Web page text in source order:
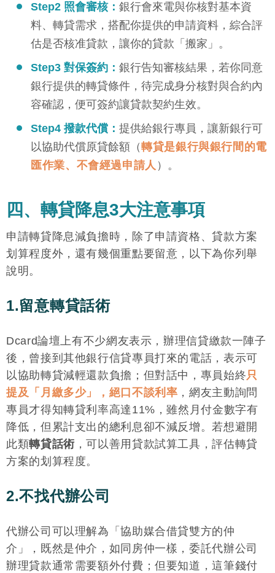
Step2 照會審核： 銀行會來電與你核對基本資
料、轉貸需求，搭配你提供的申請資料，綜合評
估是否核准貸款，讓你的貸款「搬家」。
Step3 對保簽約： 銀行告知審核結果，若你同意
銀行提供的轉貸條件，待完成身分核對與合約內
容確認，便可簽約讓貸款契約生效。
Step4 撥款代償： 提供給銀行專員，讓新銀行可
以協助代償原貸餘額（轉貸是銀行與銀行間的電
匯作業、不會經過申請人 ）。
四、轉貸降息3大注意事項
申請轉貸降息減負擔時，除了申請資格、貸款方案
划算程度外，還有幾個重點要留意，以下為你列舉
說明。
1.留意轉貸話術
Dcard論壇上有不少網友表示，辦理信貸繳款一陣子
後，曾接到其他銀行信貸專員打來的電話，表示可
以協助轉貸減輕還款負擔；但對話中，專員始終只
提及「月繳多少」，絕口不談利率 ，網友主動詢問
專員才得知轉貸利率高達11%，雖然月付金數字有
降低，但累計支出的總利息卻不減反增。若想避開
此類轉貸話術 ，可以善用貸款試算工具，評估轉貸
方案的划算程度。
2.不找代辦公司
代辦公司可以理解為「協助媒合借貸雙方的仲
介」，既然是仲介，如同房仲一樣，委託代辦公司
辦理貸款通常需要額外付費；但要知道，這筆錢付